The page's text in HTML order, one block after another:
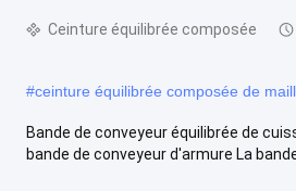
Ceinture équilibrée composée
#ceinture équilibrée composée de
Bande de conveyeur équilibrée de
bande de conveyeur d'armure La